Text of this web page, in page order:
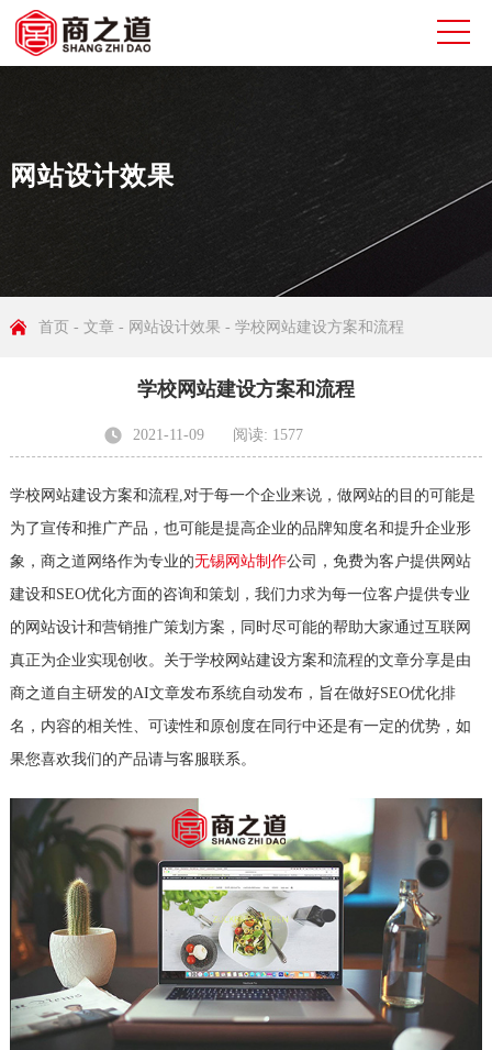
网站设计效果
首页 - 文章- 网站设计效果 - 学校网站建设方案和流程
学校网站建设方案和流程
2021-11-09 阅读: 1577
学校网站建设方案和流程,对于每一个企业来说，做网站的目的可能是
为了宣传和推广产品，也可能是提高企业的品牌知度名和提升企业形
象，商之道网络作为专业的无锡网站制作公司，免费为客户提供网站
建设和SEO优化方面的咨询和策划，我们力求为每一位客户提供专业
的网站设计和营销推广策划方案，同时尽可能的帮助大家通过互联网
真正为企业实现创收。关于学校网站建设方案和流程的文章分享是由
商之道自主研发的AI文章发布系统自动发布，旨在做好SEO优化排
名，内容的相关性、可读性和原创度在同行中还是有一定的优势，如
果您喜欢我们的产品请与客服联系。